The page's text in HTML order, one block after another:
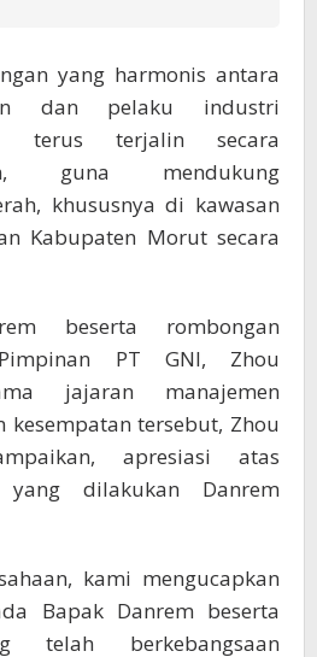
yang harmonis antara
dan pelaku industri
terus terjalin secara
guna mendukung
khususnya di kawasan
Kabupaten Morut secara
beserta rombongan
PT GNI, Zhou
jajaran manajemen
kesempatan tersebut, Zhou
apresiasi atas
dilakukan Danrem
kami mengucapkan
Bapak Danrem beserta
telah berkebangsaan